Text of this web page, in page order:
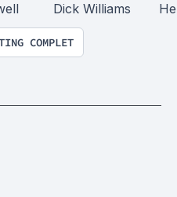
Dick Williams
COMPLET